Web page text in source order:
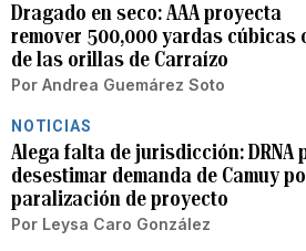
Dragado en seco: AAA proyecta
remover 500,000 yardas cúbicas
de las orillas de Carraízo
Por Andrea Guemárez Soto
NOTICIAS
Alega falta de jurisdicción: DRNA
desestimar demanda de Camuy
paralización de proyecto
Por Leysa Caro González